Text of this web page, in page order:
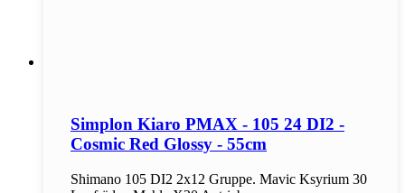
Simplon Kiaro PMAX - 105 24 DI2 -
Cosmic Red Glossy - 55cm
Shimano 105 DI2 2x12 Gruppe. Mavic Ksyrium 30